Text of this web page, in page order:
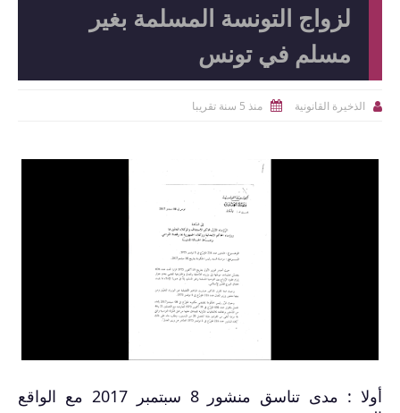
لزواج التونسة المسلمة بغير
مسلم في تونس
 الذخيرة القانونية  منذ 5 سنة تقريبا
أولا : مدى تناسق منشور 8 سبتمبر 2017 مع الواقع